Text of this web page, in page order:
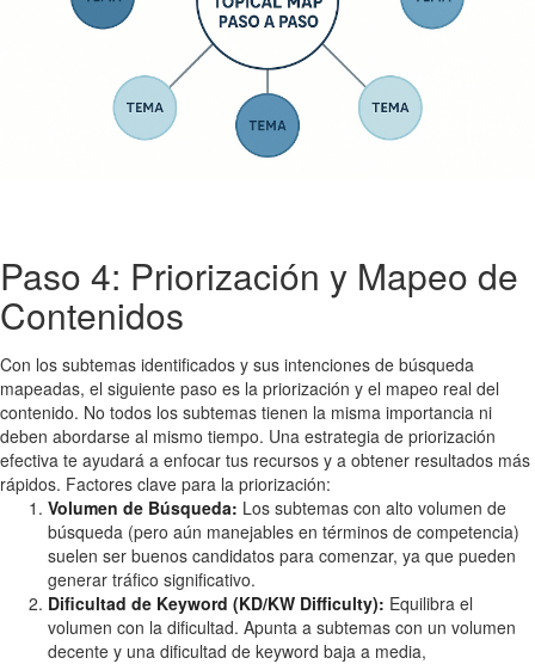
Paso 4: Priorización y Mapeo de
Contenidos
Con los subtemas identificados y sus intenciones de búsqueda
mapeadas, el siguiente paso es la priorización y el mapeo real del
contenido. No todos los subtemas tienen la misma importancia ni
deben abordarse al mismo tiempo. Una estrategia de priorización
efectiva te ayudará a enfocar tus recursos y a obtener resultados más
rápidos. Factores clave para la priorización:
Volumen de Búsqueda: Los subtemas con alto volumen de
búsqueda (pero aún manejables en términos de competencia)
suelen ser buenos candidatos para comenzar, ya que pueden
generar tráfico significativo.
Dificultad de Keyword (KD/KW Difficulty): Equilibra el
volumen con la dificultad. Apunta a subtemas con un volumen
decente y una dificultad de keyword baja a media,